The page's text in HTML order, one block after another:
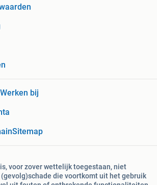
Werken bij
Sitemap
voor zover wettelijk toegestaan, niet
die voortkomt uit het gebruik